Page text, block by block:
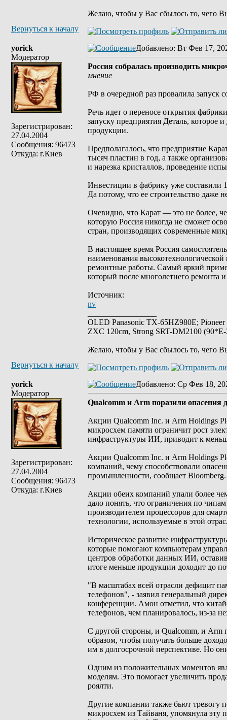
Желаю, чтобы у Вас сбылось то, чего
Вернуться к началу
yorick
Модератор
Зарегистрирован:
27.04.2004
Сообщения: 96473
Откуда: г.Киев
Добавлено: Вт Фев 17,
Россия собралась производить
мнение
РФ в очередной раз провалила запуск
Речь идет о переносе открытия
запуску предприятия Деталь,
продукции.
Предполагалось, что предприятие
тысяч пластин в год, а также
и нарезка кристаллов, проведение
Инвестиции в фабрику уже составили
Да потому, что ее строительство даже
Очевидно, что Карат — это не более,
которую Россия никогда не сможет
стран, производящих современные
В настоящее время Россия
наименования
ремонтные работы. Самый яркий
который после многолетнего ремонта
Источник:
nv
OLED Panasonic TX-65HZ980E;
ZXC 120cm, Strong SRT-DM2100
Желаю, чтобы у Вас сбылось то, чего
Вернуться к началу
yorick
Модератор
Зарегистрирован:
27.04.2004
Сообщения: 96473
Откуда: г.Киев
Добавлено: Ср Фев 18,
Qualcomm и Arm поразили опасения
Акции Qualcomm Inc. и Arm Holdings
микросхем памяти ограничит рост
инфраструктуры ИИ, приводит к
Акции Qualcomm Inc. и Arm Holdings
компаний, чему способствовали
промышленности, сообщает Bloomberg.
Акции обеих компаний упали более
дало понять, что ограничения по
производителем процессоров для
технологии, используемые в этой
Историческое развитие
которые помогают компьютерам
центров обработки данных ИИ,
итоге меньше продукции доходит до
"В масштабах всей отрасли дефицит
телефонов", - заявил генеральный
конференции. Амон отметил, что
телефонов, чем планировалось, из-за
С другой стороны, и Qualcomm, и
образом, чтобы получать больше
им в долгосрочной перспективе. Но
Одним из положительных моментов
моделям. Это помогает увеличить
роялти.
Другие компании также бьют тревогу
микросхем из Тайваня, упомянула эту